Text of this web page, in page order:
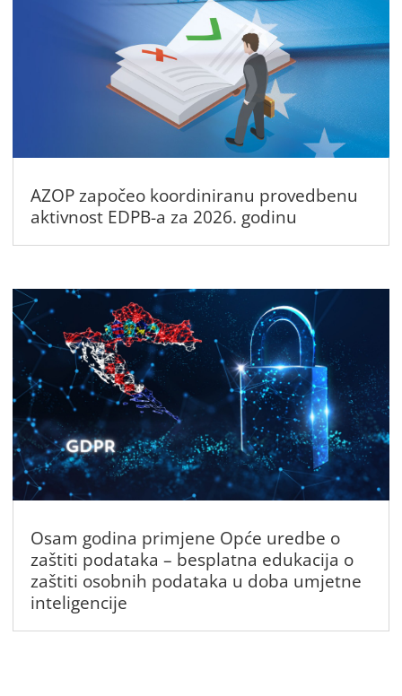
AZOP započeo koordiniranu provedbenu
aktivnost EDPB-a za 2026. godinu
Osam godina primjene Opće uredbe o
zaštiti podataka – besplatna edukacija o
zaštiti osobnih podataka u doba umjetne
inteligencije